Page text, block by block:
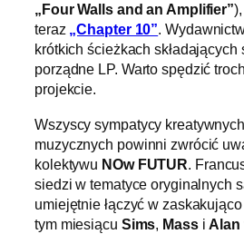
„Four Walls and an Amplifier”
teraz „Chapter 10”.
krótkich ścieżkach
porządne LP. Warto spędzić
projekcie.
Wszyscy sympatycy
muzycznych powinni zwrócić
kolektywu NOw FUTUR .
siedzi w tematyce oryginalnych
umiejętnie łączyć w
tym miesiącu Sims Massi Alan